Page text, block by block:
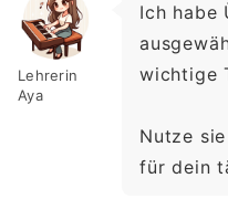
Lehrerin
Aya
Ich habe
wichtige
Nutze
für dein